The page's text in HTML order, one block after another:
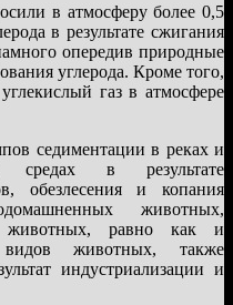
в атмосферу более 0,5
в результате сжигания
опередив природные
углерода. Кроме того,
газ в атмосфере
седиментации в реках и
в результате
обезлесения и копания
животных,
равно как и
видов животных, также
индустриализации и